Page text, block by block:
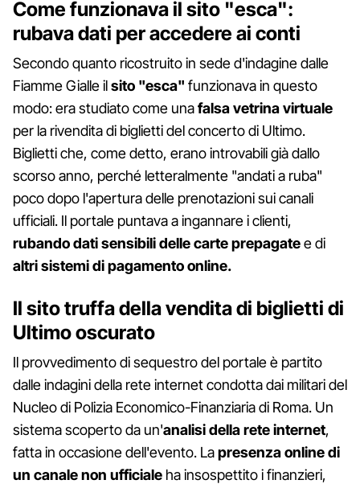
Come funzionava il sito "esca":
rubava dati per accedere ai conti
Secondo quanto ricostruito in sede d'indagine dalle
Fiamme Gialle ilsito "esca" funzionava in questo
modo: era studiato come unafalsa vetrina virtuale
per la rivendita di biglietti del concerto di Ultimo.
Biglietti che, come detto, erano introvabili già dallo
scorso anno, perché letteralmente "andati a ruba"
poco dopo l'apertura delle prenotazioni sui canali
ufficiali. Il portale puntava a ingannare i clienti,
rubando dati sensibili delle carte prepagatee di
altri sistemi di pagamento online.
Il sito truffa della vendita di biglietti di
Ultimo oscurato
Il provvedimento di sequestro del portale è partito
dalle indagini della rete internet condotta dai militari del
Nucleo di Polizia Economico-Finanziaria di Roma. Un
sistema scoperto da un'analisi della rete internet,
fatta in occasione dell'evento. Lapresenza online di
un canale non ufficiale ha insospettito i finanzieri,